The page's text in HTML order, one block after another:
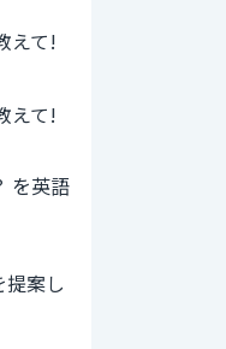
えて!
えて!
を英語
案し